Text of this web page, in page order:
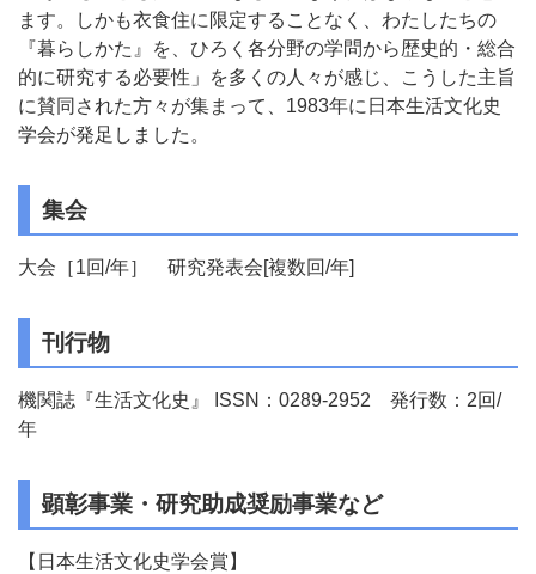
ます。しかも衣食住に限定することなく、わたしたちの
『暮らしかた』を、ひろく各分野の学問から歴史的・総合
的に研究する必要性」を多くの人々が感じ、こうした主旨
に賛同された方々が集まって、1983年に日本生活文化史
学会が発足しました。
集会
大会［1回/年］ 研究発表会[複数回/年]
刊行物
機関誌『生活文化史』 ISSN：0289-2952 発行数：2回/
年
顕彰事業・研究助成奨励事業など
【日本生活文化史学会賞】